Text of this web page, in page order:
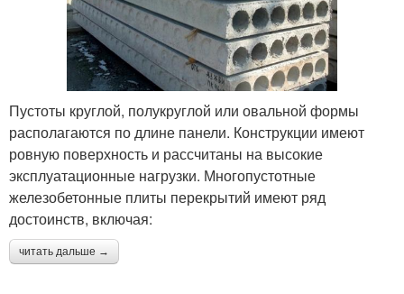
Пустоты круглой, полукруглой или овальной формы
располагаются по длине панели. Конструкции имеют
ровную поверхность и рассчитаны на высокие
эксплуатационные нагрузки. Многопустотные
железобетонные плиты перекрытий имеют ряд
достоинств, включая:
читать дальше →